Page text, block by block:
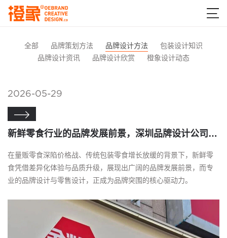

全部 品牌策划方法 品牌设计方法
包装设计知识
品牌设计资讯
品牌设计欣赏 橙象设计动态
2026-05-29

新鲜零食行业的品牌发展前景，深圳品牌设计公司橙象分享
在量贩零食深陷价格战、传统包装零食增长放缓的背景下，新鲜零
食凭借差异化体验与品质升级，展现出广阔的品牌发展前景，而专
业的品牌设计与零售设计，正成为品牌突围的核心驱动力。